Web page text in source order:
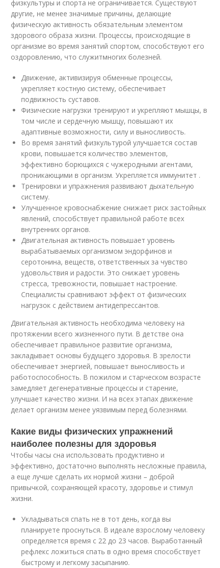
физкультуры и спорта не ограничивается. Существуют
другие, не менее значимые причины, делающие
физическую активность обязательным элементом
здорового образа жизни. Процессы, происходящие в
организме во время занятий спортом, способствуют его
оздоровлению, что служитмногих болезней.
Движение, активизируя обменные процессы,
укрепляет костную систему, обеспечивает
подвижность суставов.
Физические нагрузки тренируют и укрепляют мышцы, в
том числе и сердечную мышцу, повышают их
адаптивные возможности, силу и выносливость.
Во время занятий физкультурой улучшается состав
крови, повышается количество элементов,
эффективно борющихся с чужеродными агентами,
проникающими в организм. Укрепляется иммунитет .
Тренировки и упражнения развивают дыхательную
систему.
Улучшенное кровоснабжение снижает риск застойных
явлений, способствует правильной работе всех
внутренних органов.
Двигательная активность повышает уровень
вырабатываемых организмом эндорфинов и
серотонина, веществ, ответственных за чувство
удовольствия и радости. Это снижает уровень
стресса, тревожности, повышает настроение.
Специалисты сравнивают эффект от физических
нагрузок с действием антидепрессантов.
Двигательная активность необходима человеку на
протяжении всего жизненного пути. В детстве она
обеспечивает правильное развитие организма,
закладывает основы будущего здоровья. В зрелости
обеспечивает энергией, повышает выносливость и
работоспособность. В пожилом и старческом возрасте
замедляет дегенеративные процессы и старение,
улучшает качество жизни. И на всех этапах движение
делает организм менее уязвимым перед болезнями.
Какие виды физических упражнений
наиболее полезны для здоровья
Чтобы часы сна использовать продуктивно и
эффективно, достаточно выполнять несложные правила,
а еще лучше сделать их нормой жизни – доброй
привычкой, сохраняющей красоту, здоровье и стимул
жизни.
Укладываться спать не в тот день, когда вы
планируете проснуться. В идеале взрослому человеку
определяется время с 22 до 23 часов. Выработанный
рефлекс ложиться спать в одно время способствует
быстрому и легкому засыпанию.